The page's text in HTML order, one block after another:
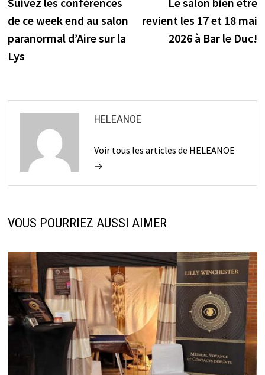
de
l’article
de ce week end au salon
paranormal d’Aire sur la
Lys
revient les 17 et 18 mai
2026 à Bar le Duc!
HELEANOE
Voir tous les articles de HELEANOE
→
VOUS POURRIEZ AUSSI AIMER